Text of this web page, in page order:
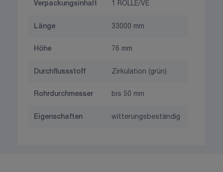
Verpackungsinhalt 1 ROLLE/VE
Länge 33000 mm
Höhe 76 mm
Durchflussstoff Zirkulation (grün)
Rohrdurchmesser bis 50 mm
Eigenschaften witterungsbeständig